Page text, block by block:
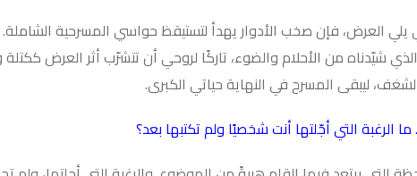
صخب الأدوار يهدأ لتستيقظ حواسي المسرحية الشاملة. لا أجلس
الأحلام والضوء، تاركًا لروحي أن تتشرّب أثر العرض ككتلة واحدة،
المسرح في النهاية حياتي الكبرى.
أجّلتها أنت شخصيًا ولم تكتبها بعد؟